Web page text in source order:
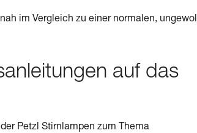
im Vergleich zu einer normalen,
auf das
Petzl Stirnlampen zum Thema